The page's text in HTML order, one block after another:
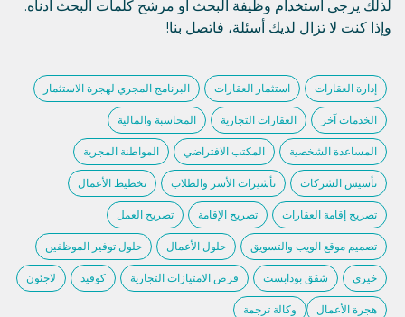
لذلك يرجى استخدام وظيفة البحث أو مرشح كلمات البحث أدناه.
وإذا كنت لا تزال لديك أسئلة، فاتصل بنا!
إدارة العقارات استثمار العقارات البرنامج المجري لهجرة الاستثمار
الخدمات آخر العقارات التجارية المحاسبة والمالية
المساعدة الشخصية المكتب الافتراضي المواطنة المجرية
تأسيس الشركات تأشيرات الأسر والطلاب تخطيط الأعمال
تصريح إقامة العقارات تصريح الإقامة تصريح العمل
تصميم موقع الويب والتسويق حلول الأعمال حلول توفير الموظفين
خيري شقق بودابست فرص الامتيازات التجارية كوفيد لاجئون
هجرة الأعمال وكالة ترجمة